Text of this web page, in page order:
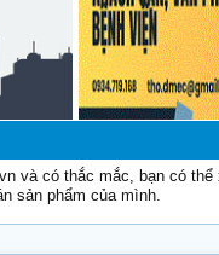
và có thắc mắc, bạn có
sản phẩm của mình.